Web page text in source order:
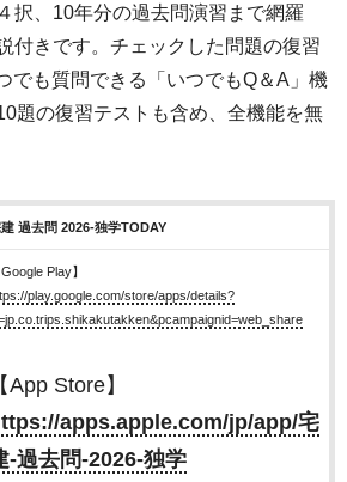
択、10年分の過去問演習まで網羅
付きです。チェックした問題の復習
でも質問できる「いつでもQ＆A」機
題の復習テストも含め、全機能を無
過去問 2026-独学TODAY
Google Play】
play.google.com/store/apps/details?
【App Store】
apps.apple.com/jp/app/宅
-過去問-2026-独学